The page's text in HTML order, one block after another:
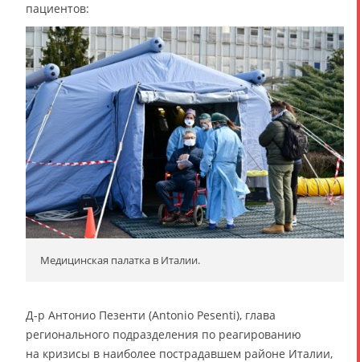
пациентов:
Медицинская палатка в Италии.
Д-р Антонио Пезенти (Antonio Pesenti), глава
регионального подразделения по реагированию
на кризисы в наиболее пострадавшем районе Италии,